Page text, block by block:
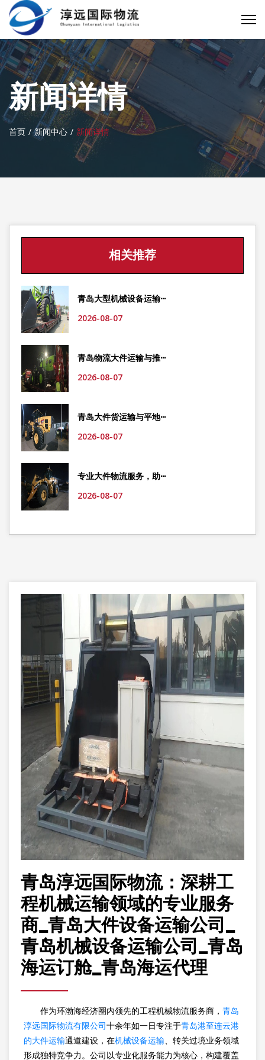
新闻详情
首页 新闻中心 新闻详情
相关推荐
青岛大型机械设备运输···
2026-08-07
青岛物流大件运输与推···
2026-08-07
青岛大件货运输与平地···
2026-08-07
专业大件物流服务，助···
2026-08-07
青岛淳远国际物流：深耕工
程机械运输领域的专业服务
商_青岛大件设备运输公司_
青岛机械设备运输公司_青岛
海运订舱_青岛海运代理
作为环渤海经济圈内领先的工程机械物流服务商， 青岛
淳远国际物流有限公司十余年如一日专注于青岛港至连云港
的大件运输通道建设，在机械设备运输、转关过境业务领域
形成独特竞争力。公司以专业化服务能力为核心，构建覆盖